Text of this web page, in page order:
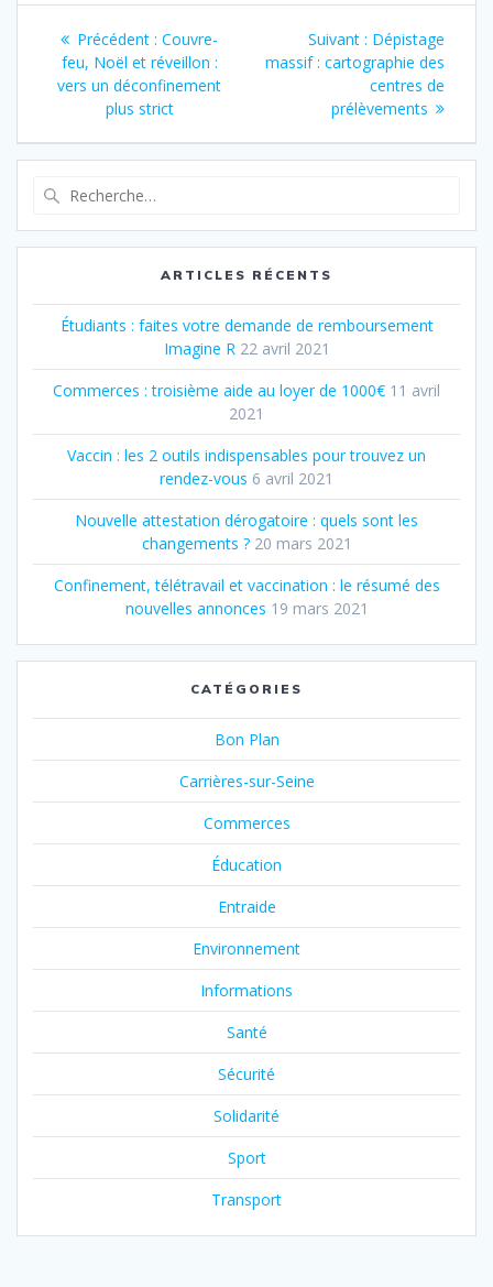
o
k
r
I
n
p
p
Navigation
de
l’article
Précédent : Article
précédent
:
Couvre-
feu, Noël et réveillon :
vers un déconfinement
plus strict
Suivant : Article
suivant
:
Dépistage
massif : cartographie des
centres de
prélèvements
:
ARTICLES RÉCENTS
Étudiants : faites votre demande de remboursement
Imagine R 22 avril 2021
Commerces : troisième aide au loyer de 1000€ 11 avril
2021
Vaccin : les 2 outils indispensables pour trouvez un
rendez-vous 6 avril 2021
Nouvelle attestation dérogatoire : quels sont les
changements ? 20 mars 2021
Confinement, télétravail et vaccination : le résumé des
nouvelles annonces 19 mars 2021
CATÉGORIES
Bon Plan
Carrières-sur-Seine
Commerces
Éducation
Entraide
Environnement
Informations
Santé
Sécurité
Solidarité
Sport
Transport